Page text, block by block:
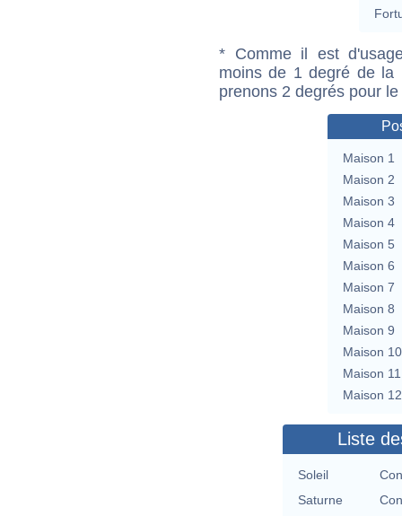
* Comme il est
moins de 1 degré de la
prenons 2 degrés pour
Maison 1
Maison 2
Maison 3
Maison 4
Maison 5
Maison 6
Maison 7
Maison 8
Maison 9
Maison 10
Maison 11
Maison 12
Liste
Soleil
Saturne